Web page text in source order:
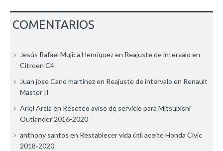
COMENTARIOS
Jesús Rafael Mujica Henríquezen Reajuste de intervalo en
Citroen C4
Juan jose Cano martinezen Reajuste de intervalo en Renault
Master II
Ariel Arcia en Reseteo aviso de servicio para Mitsubishi
Outlander 2016-2020
anthony santos en Restablecer vida útil aceite Honda Civic
2018-2020